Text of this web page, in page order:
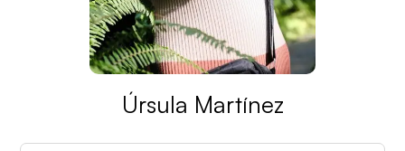
Úrsula Martínez